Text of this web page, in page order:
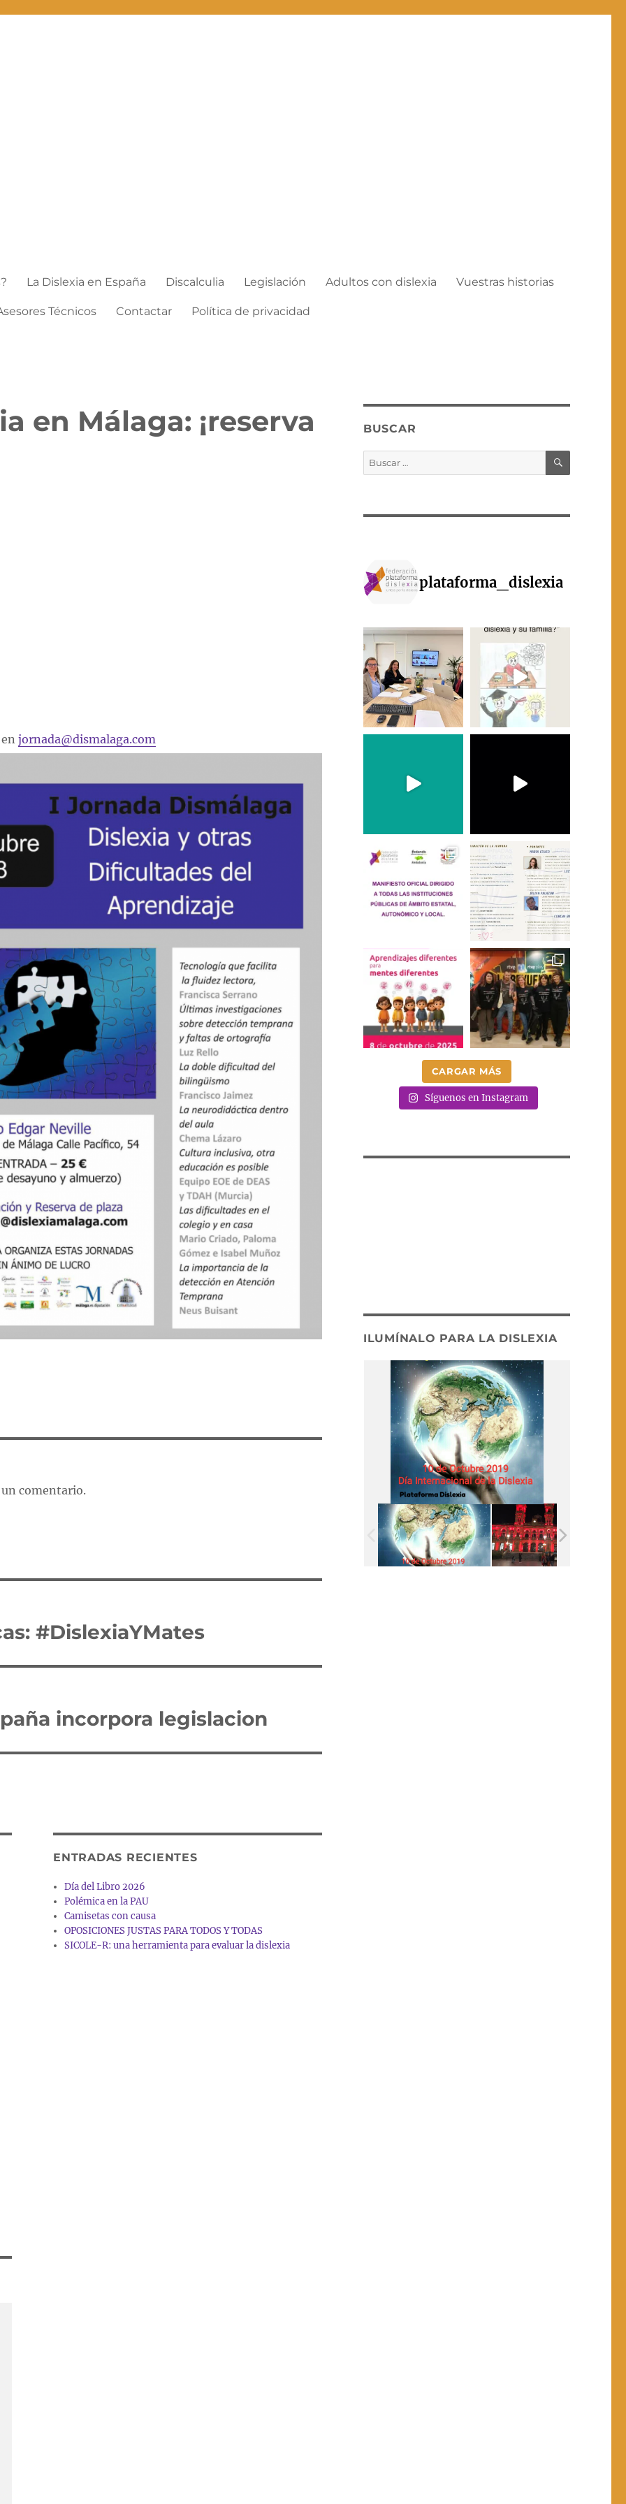
La Dislexia en España Discalculia Legislación Adultos con dislexia Vuestras historias
Técnicos Contactar Política de privacidad
en Málaga: ¡reserva
jornada@dismalaga.com
comentario.
#DislexiaYMates
incorpora legislacion
ENTRADAS RECIENTES
Día del Libro 2026
Polémica en la PAU
Camisetas con causa
OPOSICIONES JUSTAS PARA TODOS Y TODAS
SICOLE-R: una herramienta para evaluar la dislexia
BUSCAR
Buscar
por:
BUSCAR
plataforma_dislexia
CARGAR MÁS
Síguenos en Instagram
ILUMÍNALO PARA LA DISLEXIA